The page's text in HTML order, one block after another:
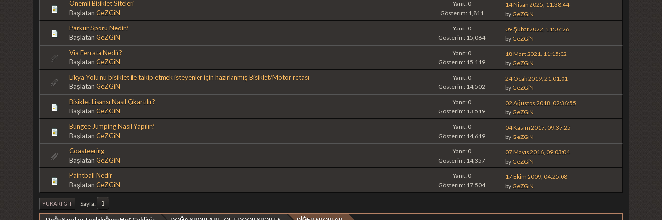
Önemli Bisiklet Siteleri
BaşlatanGeZGiN
Yanıt: 0
Gösterim: 1,811
14 Nisan 2025, 11:38:44
by GeZGiN
Parkur Sporu Nedir?
BaşlatanGeZGiN
Yanıt: 0
Gösterim: 15,064
09 Şubat 2022, 11:07:26
by GeZGiN
Via Ferrata Nedir?
BaşlatanGeZGiN
Yanıt: 0
Gösterim: 15,119
18 Mart 2021, 11:15:02
by GeZGiN
Likya Yolu'nu bisiklet ile takip etmek isteyenler için hazırlanmış Bisiklet/Motor rotası
BaşlatanGeZGiN
Yanıt: 0
Gösterim: 14,502
24 Ocak 2019, 21:01:01
by GeZGiN
Bisiklet Lisansı Nasıl Çıkartılır?
BaşlatanGeZGiN
Yanıt: 0
Gösterim: 13,519
02 Ağustos 2018, 02:36:55
by GeZGiN
Bungee Jumping Nasıl Yapılır?
BaşlatanGeZGiN
Yanıt: 0
Gösterim: 14,619
04 Kasım 2017, 09:37:25
by GeZGiN
Coasteering
BaşlatanGeZGiN
Yanıt: 0
Gösterim: 14,357
07 Mayıs 2016, 09:03:04
by GeZGiN
Paintball Nedir
BaşlatanGeZGiN
Yanıt: 0
Gösterim: 17,504
17 Ekim 2009, 04:25:08
by GeZGiN
YUKARI GIT Sayfa 1